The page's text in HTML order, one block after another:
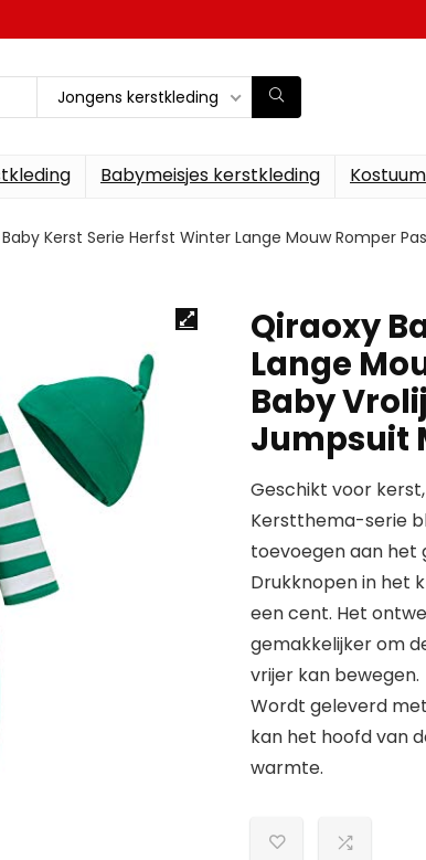
Jongens kerstkleding
Babymeisjes kerstkleding
Kerst Serie Herfst Winter Lange Mouw Romper
Qiraoxy
Lange
Baby
Jumpsuit
Geschikt voor
Kerstthema-serie
toevoegen aan het
Drukknopen in het
een cent. Het
gemakkelijker om
vrijer kan bewegen.
Wordt geleverd
kan het hoofd van
warmte.